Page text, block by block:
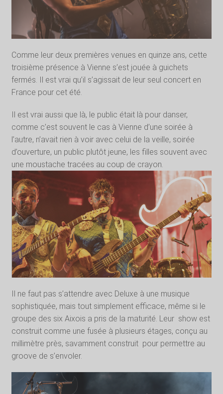
Comme leur deux premières venues en quinze ans, cette
troisième présence à Vienne s’est jouée à guichets
fermés. Il est vrai qu’il s’agissait de leur seul concert en
France pour cet été.
Il est vrai aussi que là, le public était là pour danser,
comme c’est souvent le cas à Vienne d’une soirée à
l’autre, n’avait rien à voir avec celui de la veille, soirée
d’ouverture, un public plutôt jeune, les filles souvent avec
une moustache tracées au coup de crayon.
Il ne faut pas s’attendre avec Deluxe à une musique
sophistiquée, mais tout simplement efficace, même si le
groupe des six Aixois a pris de la maturité. Leur show est
construit comme une fusée à plusieurs étages, conçu au
millimètre près, savamment construit pour permettre au
groove de s’envoler.